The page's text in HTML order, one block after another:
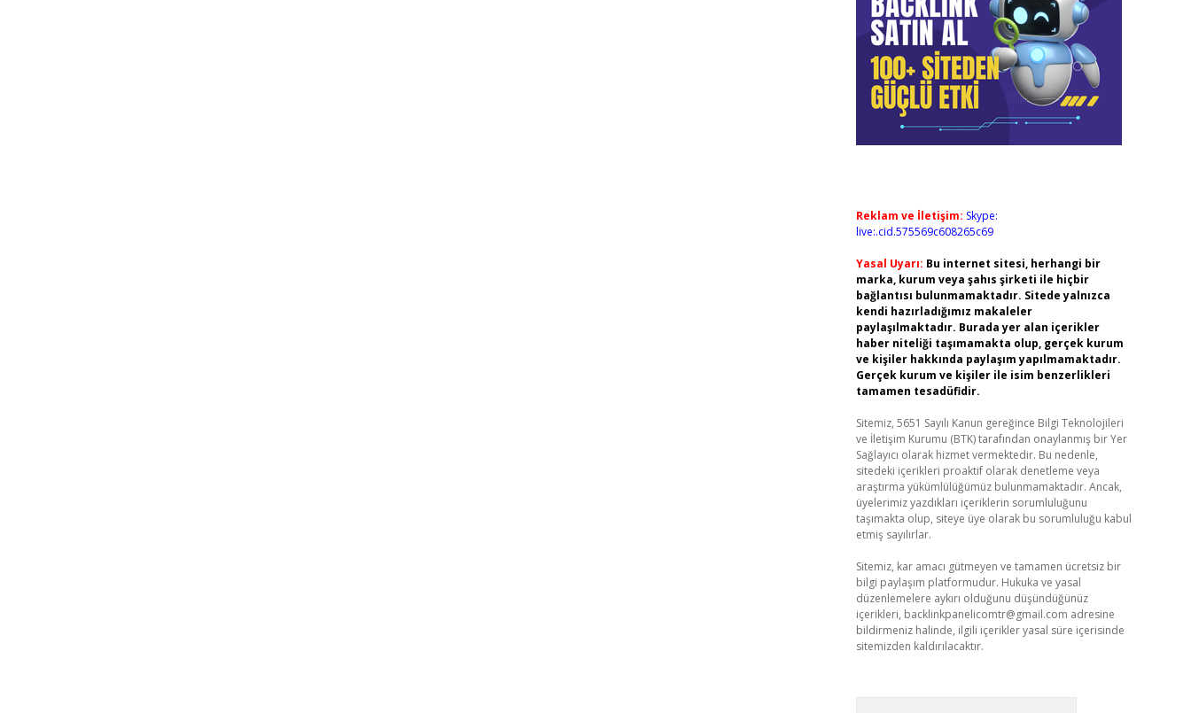
Reklam ve İletişim: Skype:
live:.cid.575569c608265c69
Yasal Uyarı: Bu internet sitesi, herhangi bir
marka, kurum veya şahıs şirketi ile hiçbir
bağlantısı bulunmamaktadır. Sitede yalnızca
kendi hazırladığımız makaleler
paylaşılmaktadır. Burada yer alan içerikler
haber niteliği taşımamakta olup, gerçek kurum
ve kişiler hakkında paylaşım yapılmamaktadır.
Gerçek kurum ve kişiler ile isim benzerlikleri
tamamen tesadüfidir.
Sitemiz, 5651 Sayılı Kanun gereğince Bilgi Teknolojileri
ve İletişim Kurumu (BTK) tarafından onaylanmış bir Yer
Sağlayıcı olarak hizmet vermektedir. Bu nedenle,
sitedeki içerikleri proaktif olarak denetleme veya
araştırma yükümlülüğümüz bulunmamaktadır. Ancak,
üyelerimiz yazdıkları içeriklerin sorumluluğunu
taşımakta olup, siteye üye olarak bu sorumluluğu kabul
etmiş sayılırlar.
Sitemiz, kar amacı gütmeyen ve tamamen ücretsiz bir
bilgi paylaşım platformudur. Hukuka ve yasal
düzenlemelere aykırı olduğunu düşündüğünüz
içerikleri, backlinkpanelicomtr@gmail.com adresine
bildirmeniz halinde, ilgili içerikler yasal süre içerisinde
sitemizden kaldırılacaktır.